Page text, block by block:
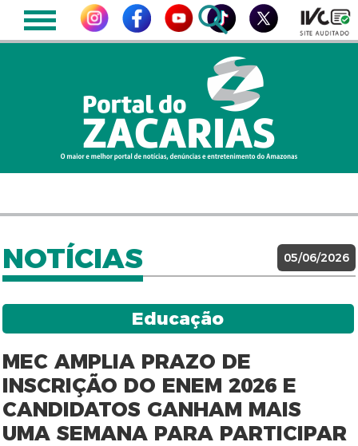
NOTÍCIAS 05/06/2026
Educação
MEC AMPLIA PRAZO DE
INSCRIÇÃO DO ENEM 2026 E
CANDIDATOS GANHAM MAIS
UMA SEMANA PARA PARTICIPAR